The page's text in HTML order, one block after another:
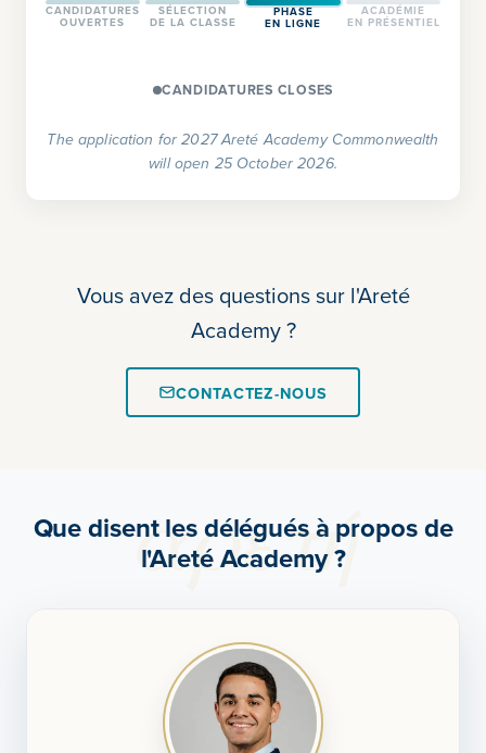
CANDIDATURES
OUVERTES
SÉLECTION
DE LA CLASSE
PHASE
EN LIGNE
ACADÉMIE
EN PRÉSENTIEL
CANDIDATURES CLOSES
The application for 2027 Areté Academy Commonwealth
will open 25 October 2026.
Vous avez des questions sur l'Areté
Academy ?
CONTACTEZ-NOUS
Que disent les délégués à propos de
l'Areté Academy ?